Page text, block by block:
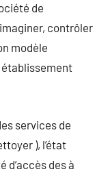
de
contrôler
modèle
services de
), l’état
d’accès des à